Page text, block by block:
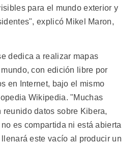
para el mundo exterior y
explicó Mikel Maron,
dedica a realizar mapas
con edición libre por
en Internet, bajo el mismo
Wikipedia. "Muchas
datos sobre Kibera,
es compartida ni está abierta
este vacío al producir un